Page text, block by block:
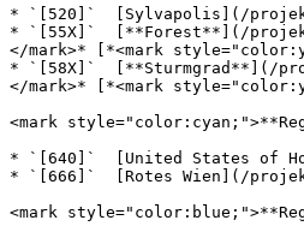
* `[520]`  [Sylvapolis](/
* `[55X]`  [**Forest**](/
</mark>* [*<mark
* `[58X]`  [**Sturmgrad**](/
</mark>* [*<mark
<mark
* `[640]`  [United States of
* `[666]`  [Rotes Wien](/
<mark